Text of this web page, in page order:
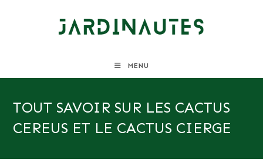
MENU
TOUT SAVOIR SUR LES CACTUS
CEREUS ET LE CACTUS CIERGE